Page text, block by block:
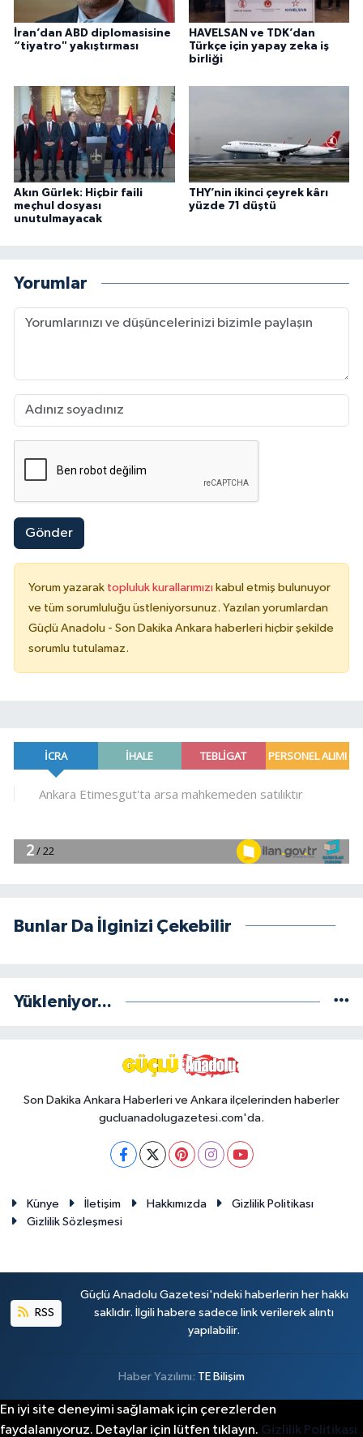
İran’dan ABD diplomasisine
“tiyatro" yakıştırması
HAVELSAN ve TDK’dan
Türkçe için yapay zeka iş
birliği
Akın Gürlek: Hiçbir faili
meçhul dosyası
unutulmayacak
THY’nin ikinci çeyrek kârı
yüzde 71 düştü
Yorumlar
Gönder
Yorum yazarak topluluk kurallarımızı kabul etmiş bulunuyor
ve tüm sorumluluğu üstleniyorsunuz. Yazılan yorumlardan
Güçlü Anadolu - Son Dakika Ankara haberleri hiçbir şekilde
sorumlu tutulamaz.
Bunlar Da İlginizi Çekebilir
Yükleniyor...
Son Dakika Ankara Haberleri ve Ankara ilçelerinden haberler
gucluanadolugazetesi.com'da.
Künye İletişim Hakkımızda
Gizlilik Politikası
Gizlilik Sözleşmesi
RSS
Güçlü Anadolu Gazetesi'ndeki haberlerin her hakkı
saklıdır. İlgili habere sadece link verilerek alıntı
yapılabilir.
Haber Yazılımı: TE Bilişim
En iyi site deneyimi sağlamak için çerezlerden
faydalanıyoruz. Detaylar için lütfen tıklayın. Gizlilik Politikası